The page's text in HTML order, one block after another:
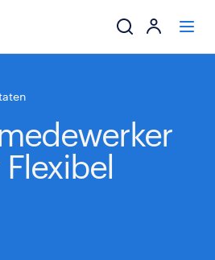
werkgevers
mijn carrière